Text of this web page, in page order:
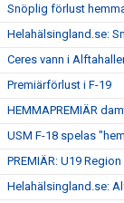
Snöplig förlust
Helahälsingland.se:
Ceres vann i
Premiärförlust i F-19
HEMMAPREMIÄR
USM F-18 spelas
PREMIÄR: U19
Helahälsingland.se: